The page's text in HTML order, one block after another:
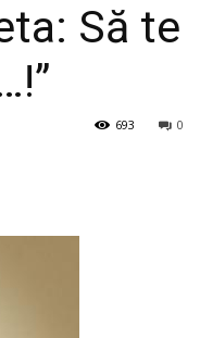
Să te
0
693